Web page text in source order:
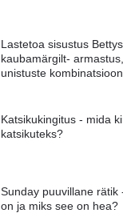
Lastetoa sisustus
kaubamärgilt-
unistuste kombinatsioon
Katsikukingitus - mida
katsikuteks?
Sunday puuvillane rätik
on ja miks see on hea?